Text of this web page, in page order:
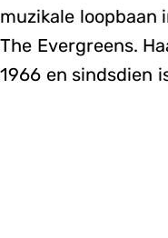
muzikale loopbaan
The Evergreens.
1966 en sindsdien